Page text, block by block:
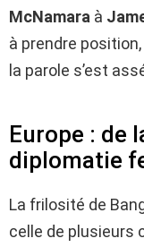
McNamara à
à prendre position,
la parole s’est
Europe : de
diplomatie
La frilosité de
celle de plusieurs